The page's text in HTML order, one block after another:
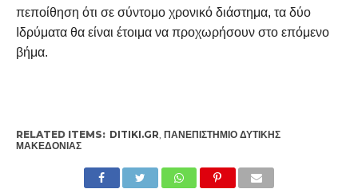
πεποίθηση ότι σε σύντομο χρονικό διάστημα, τα δύο
Ιδρύματα θα είναι έτοιμα να προχωρήσουν στο επόμενο
βήμα.
RELATED ITEMS: DITIKI.GR ΠΑΝΕΠΙΣΤΉΜΙΟ ΔΥΤΙΚΉΣ
ΜΑΚΕΔΟΝΊΑΣ